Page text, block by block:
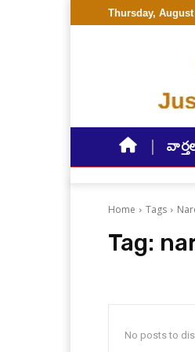
Thursday, August
Home Tags
Tag:
No posts to